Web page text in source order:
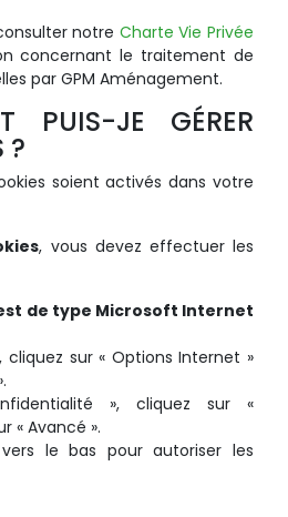
notre Charte Vie Privée
concernant le traitement de
par GPM Aménagement.
PUIS-JE GÉRER
?
soient activés dans votre
, vous devez effectuer les
de type Microsoft Internet
cliquez sur « Options Internet »
», cliquez sur «
« Avancé ».
le bas pour autoriser les